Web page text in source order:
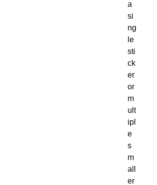
a
si
ng
le
sti
ck
er
or
m
ult
ipl
e
s
m
all
er